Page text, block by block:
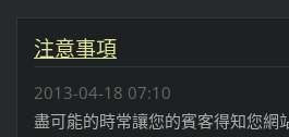
注意事項
2013-04-18 07:10
盡可能的時常讓您的賓客得知您網